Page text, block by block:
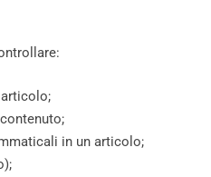
in un articolo;